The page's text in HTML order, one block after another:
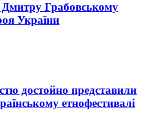
Грабовському
України
достойно представили
етнофестивалі